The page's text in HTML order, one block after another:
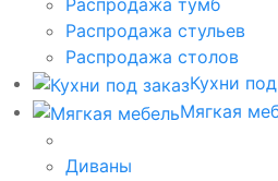
Распродажа тумб
Распродажа стульев
Распродажа столов
Кухни
Мягкая
Диваны